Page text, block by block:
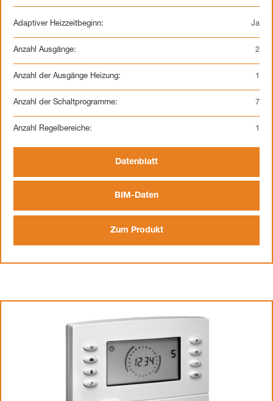
Adaptiver Heizzeitbeginn: Ja
Anzahl Ausgänge: 2
Anzahl der Ausgänge Heizung: 1
Anzahl der Schaltprogramme: 7
Anzahl Regelbereiche: 1
Datenblatt
BIM-Daten
Zum Produkt